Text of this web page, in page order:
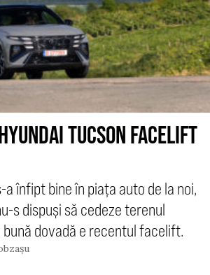
TUCSON FACELIFT
a înfipt bine în piața auto de la noi,
s dispuși să cedeze terenul
bună dovadă e recentul facelift.